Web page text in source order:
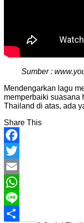
Sumber :
Mendengarkan lagu
memperbaiki suasana
Thailand di atas, ada
Share This
Facebook
Twitter
Email
WhatsApp
Line